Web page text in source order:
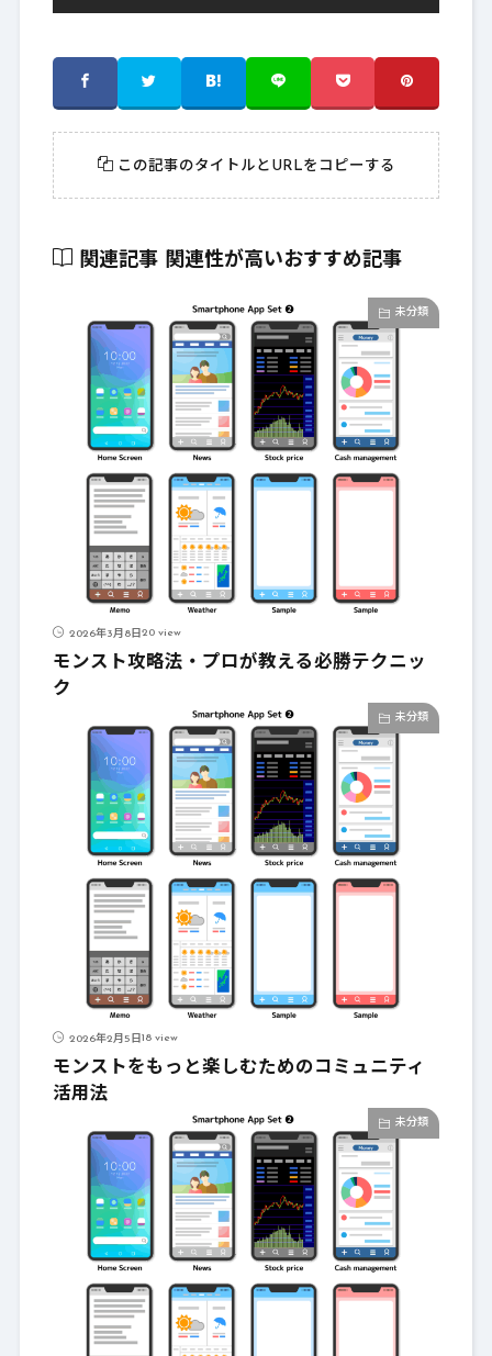
この記事のタイトルとURLをコピーする
関連記事 関連性が高いおすすめ記事
未分類
2026年3月8日20 view
モンスト攻略法・プロが教える必勝テクニッ
ク
未分類
2026年2月5日18 view
モンストをもっと楽しむためのコミュニティ
活用法
未分類